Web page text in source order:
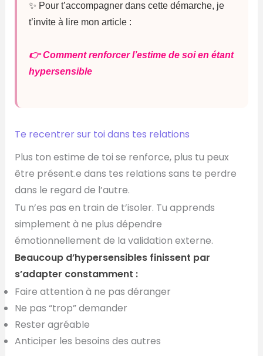
✨ Pour t’accompagner dans cette démarche, je
t’invite à lire mon article :
👉 Comment renforcer l’estime de soi en étant
hypersensible
Te recentrer sur toi dans tes relations
Plus ton estime de toi se renforce, plus tu peux
être présent.e dans tes relations sans te perdre
dans le regard de l’autre.
Tu n’es pas en train de t’isoler. Tu apprends
simplement à ne plus dépendre
émotionnellement de la validation externe.
Beaucoup d’hypersensibles finissent par
s’adapter constamment :
Faire attention à ne pas déranger
Ne pas “trop” demander
Rester agréable
Anticiper les besoins des autres